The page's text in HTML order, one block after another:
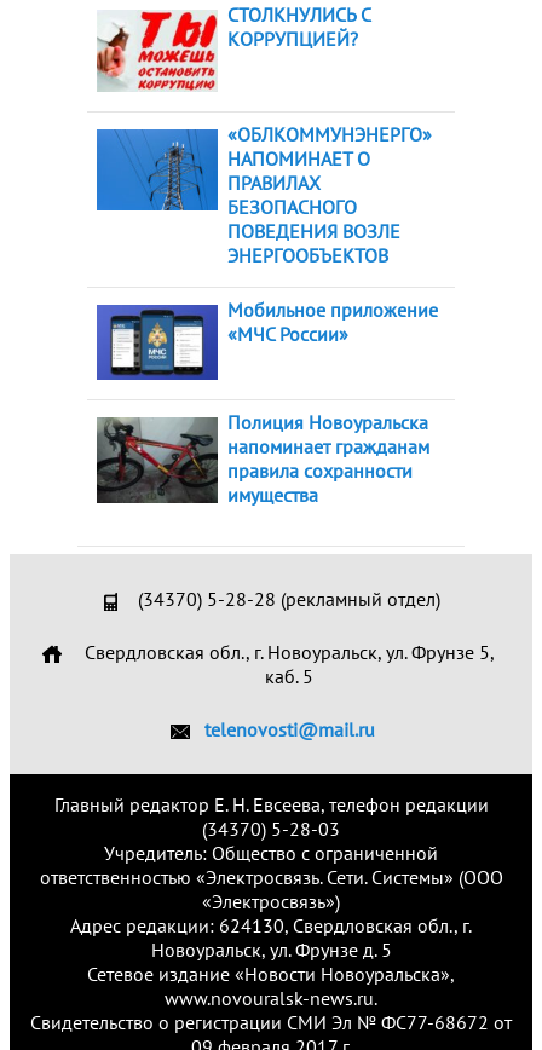
СТОЛКНУЛИСЬ С
КОРРУПЦИЕЙ?
«ОБЛКОММУНЭНЕРГО»
НАПОМИНАЕТ О
ПРАВИЛАХ
БЕЗОПАСНОГО
ПОВЕДЕНИЯ ВОЗЛЕ
ЭНЕРГООБЪЕКТОВ
Мобильное приложение
«МЧС России»
Полиция Новоуральска
напоминает гражданам
правила сохранности
имущества
(34370) 5-28-28 (рекламный отдел)
Свердловская обл., г. Новоуральск, ул. Фрунзе 5,
каб. 5
telenovosti@mail.ru
Главный редактор Е. Н. Евсеева, телефон редакции
(34370) 5-28-03
Учредитель: Общество с ограниченной
ответственностью «Электросвязь. Сети. Системы» (ООО
«Электросвязь»)
Адрес редакции: 624130, Свердловская обл., г.
Новоуральск, ул. Фрунзе д. 5
Сетевое издание «Новости Новоуральска»,
www.novouralsk-news.ru.
Свидетельство о регистрации СМИ Эл № ФС77-68672 от